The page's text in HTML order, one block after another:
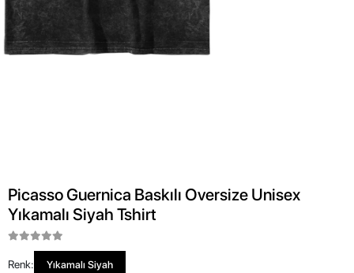
Picasso Guernica Baskılı Oversize Unisex
Yıkamalı Siyah Tshirt
Renk: Yıkamalı Siyah